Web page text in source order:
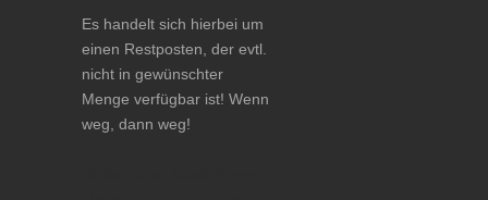
Es handelt sich hierbei um
einen Restposten, der evtl.
nicht in gewünschter
Menge verfügbar ist! Wenn
weg, dann weg!